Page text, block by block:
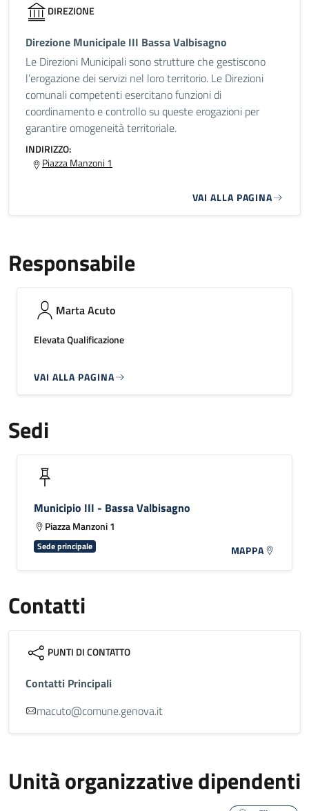
DIREZIONE
Direzione Municipale III Bassa Valbisagno
Le Direzioni Municipali sono strutture che gestiscono
l’erogazione dei servizi nel loro territorio. Le Direzioni
comunali competenti esercitano funzioni di
coordinamento e controllo su queste erogazioni per
garantire omogeneità territoriale.
INDIRIZZO:
Piazza Manzoni 1
VAI ALLA PAGINA
Responsabile
Marta Acuto
Elevata Qualificazione
VAI ALLA PAGINA
Sedi
Municipio III - Bassa Valbisagno
Piazza Manzoni 1
Sede principale MAPPA
Contatti
PUNTI DI CONTATTO
Contatti Principali
macuto@comune.genova.it
Unità organizzative dipendenti